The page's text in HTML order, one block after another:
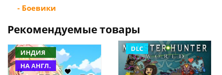
- Боевики
Рекомендуемые товары
ИНДИЯ
НА АНГЛ.
DLC